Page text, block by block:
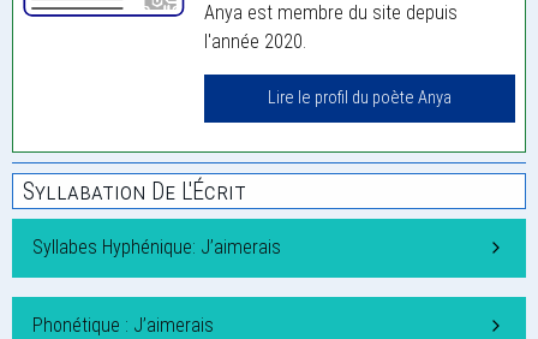
Anya est membre du site depuis
l'année 2020.
Lire le profil du poète Anya
Syllabation De L'Écrit
Syllabes Hyphénique: J’aimerais
Phonétique : J’aimerais